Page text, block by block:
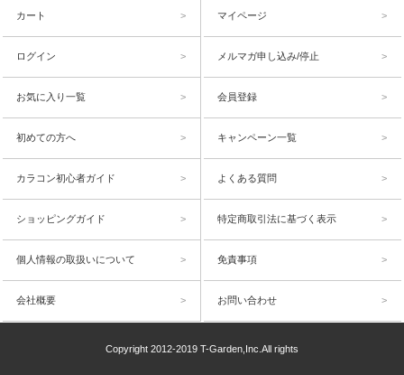
カート マイページ
ログイン メルマガ申し込み/停止
お気に入り一覧 会員登録
初めての方へ キャンペーン一覧
カラコン初心者ガイド よくある質問
ショッピングガイド 特定商取引法に基づく表示
個人情報の取扱いについて 免責事項
会社概要 お問い合わせ
Copyright 2012-2019 T-Garden,Inc.All rights